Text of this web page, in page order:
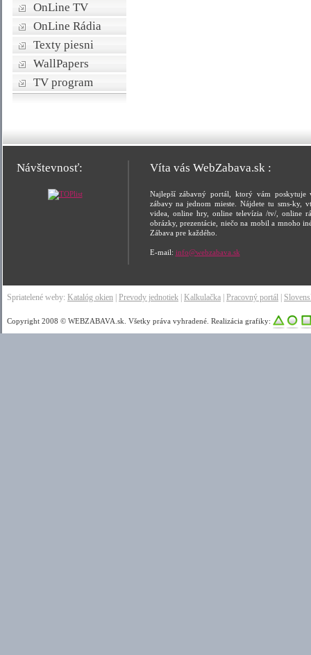
OnLine TV
OnLine Rádia
Texty piesni
WallPapers
TV program
Návštevnosť: Víta vás WebZabava.sk :
Najlepší zábavný portál, ktorý vám poskytuje
zábavy na jednom mieste. Nájdete tu sms-ky,
videa, online hry, online televízia /tv/, online
obrázky, prezentácie, niečo na mobil a mnoho
Zábava pre každého.
E-mail: info@webzabava.sk
Spriatelené weby: Katalóg okien Prevody jednotiek Kalkulačka Pracovný portál
Copyright 2008 © WEBZABAVA.sk. Všetky práva vyhradené. Realizácia grafiky: